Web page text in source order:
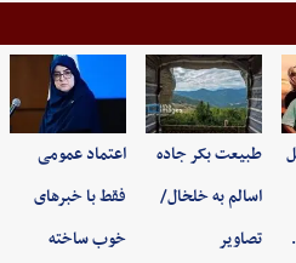
طبیعت بکر جاده
اسالم به خلخال/
تصاویر
اعتماد عمومی
فقط با خبرهای
خوب ساخته